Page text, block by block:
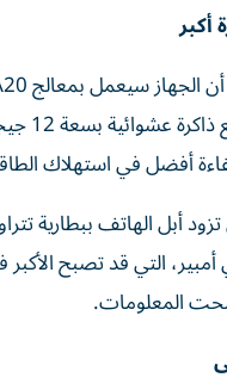
أكبر
بتقنية 2
أفضل في استهلاك
أبل الهاتف ببطارية
ميلي أمبير، التي قد تصبح
المعلومات.